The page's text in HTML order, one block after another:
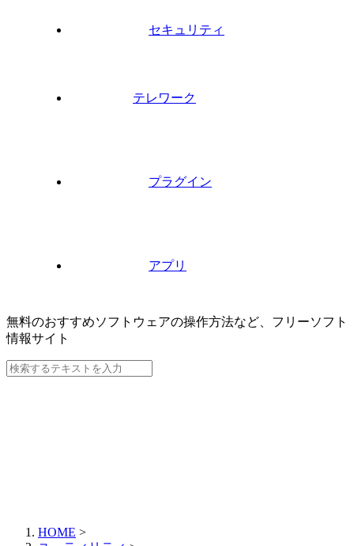
セキュリティ
テレワーク
プラグイン
アプリ
無料のおすすめソフトウェアの操作方法など、 フリーソフト
情報サイト
HOME >